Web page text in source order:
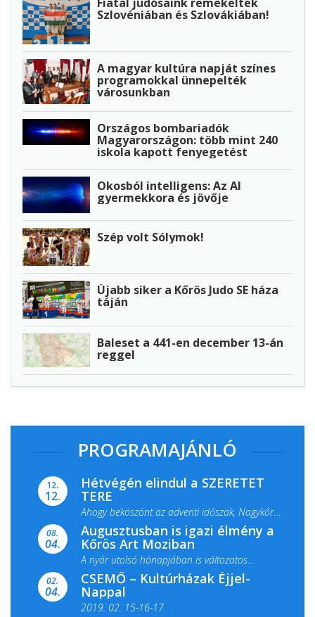
Fiatal judósaink remekeltek
Szlovéniában és Szlovákiában!
A magyar kultúra napját színes
programokkal ünnepelték
városunkban
Országos bombariadók
Magyarországon: több mint 240
iskola kapott fenyegetést
Okosból intelligens: Az AI
gyermekkora és jövője
Szép volt Sólymok!
Újabb siker a Kőrös Judo SE háza
táján
Baleset a 441-en december 13-án
reggel
PROGRAMAJÁNLÓ
12.
12.
Hétvégén elindul a SZERETET
TERE
Ahogy beköszönt az adventi időszak, Nagykőrös
ismét megtelik ünnepi fénnyel és közös...
08.
04.
Augusztusban is igazi élmény a
Kőrös Art Moziban
A nyár utolsó hónapjában is változatos
filmkínálattal, családi...
02.
04.
CSEMŐ – Kultúrházak Éjjel-
Nappal
2019. 02. 15-16-17.